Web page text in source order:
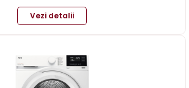
Vezi detalii